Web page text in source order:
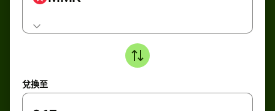
兌換至